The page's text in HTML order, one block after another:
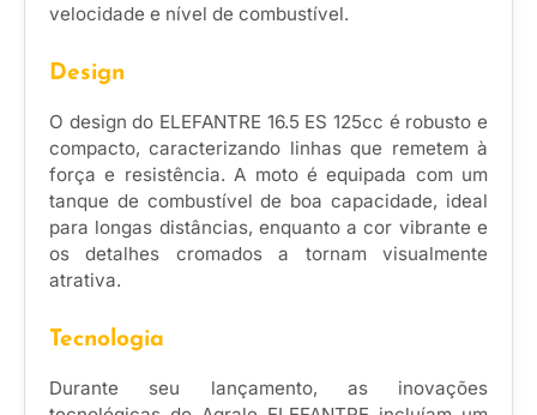
velocidade e nível de combustível.
Design
O design do ELEFANTRE 16.5 ES 125cc é robusto e
compacto, caracterizando linhas que remetem à
força e resistência. A moto é equipada com um
tanque de combustível de boa capacidade, ideal
para longas distâncias, enquanto a cor vibrante e
os detalhes cromados a tornam visualmente
atrativa.
Tecnologia
Durante seu lançamento, as inovações